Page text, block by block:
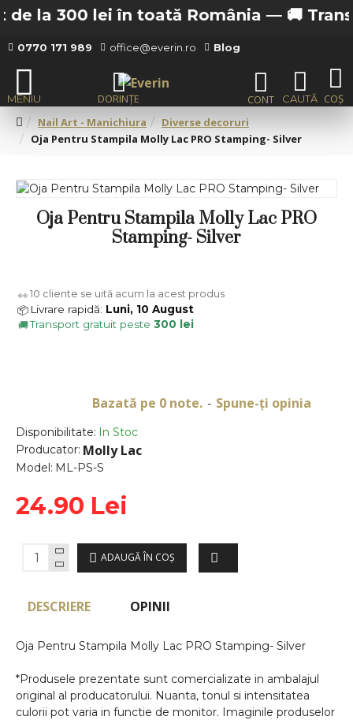
la 300 lei în toată România — 🚚
0770 171 989 office@everin.ro Blog
Nail Art - Manichiura
Diverse decoruri
Oja Pentru Stampila Molly Lac PRO Stamping- Silver
Oja Pentru Stampila Molly Lac PRO
Stamping- Silver
Disponibilitate: In Stoc
Producator: Molly Lac
Model: ML-PS-S
Bazată pe 0 note. - Spune-ţi opinia
24.90 Lei
ADAUGĂ ÎN COŞ
👀 10 cliente se uită acum la acest produs
📦 Livrare rapidă: Luni, 10 August
🚚Transport gratuit peste 300 lei
DESCRIERE OPINII
Oja Pentru Stampila Molly Lac PRO Stamping- Silver
*Produsele prezentate sunt comercializate in ambalajul
original al producatorului. Nuanta, tonul si intensitatea
culorii pot varia in functie de monitor. Imaginile produselor